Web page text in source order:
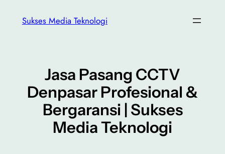
Sukses Media Teknologi
Jasa Pasang CCTV
Denpasar Profesional &
Bergaransi | Sukses
Media Teknologi